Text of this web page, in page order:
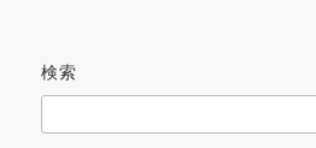
検索